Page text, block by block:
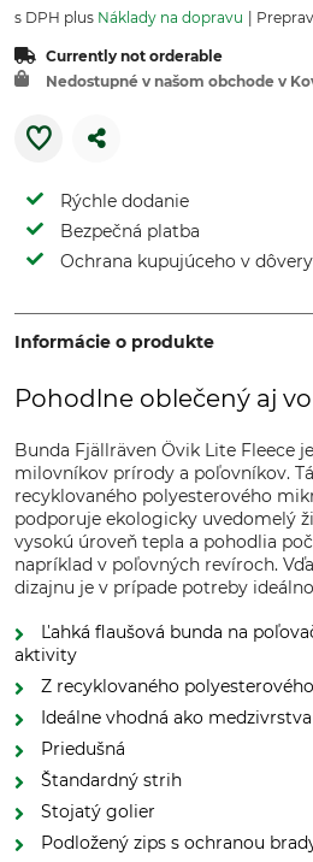
s DPH plus Náklady na dopravu
Currently not orderable
Nedostupné v našom obchode v
Rýchle dodanie
Bezpečná platba
Ochrana kupujúceho v
Informácie o produkte
Pohodlne oblečený aj
Bunda Fjällräven Övik Lite Fleece
milovníkov prírody a poľovníkov.
recyklovaného polyesterového
podporuje ekologicky uvedomelý
vysokú úroveň tepla a pohodlia
napríklad v poľovných revíroch.
dizajnu je v prípade potreby
Ľahká flaušová bunda na
aktivity
Z recyklovaného
Ideálne vhodná ako medzivrstva
Priedušná
Štandardný strih
Stojatý golier
Podložený zips s ochranou